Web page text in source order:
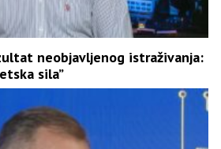
neobjavljenog istraživanja:
sila”